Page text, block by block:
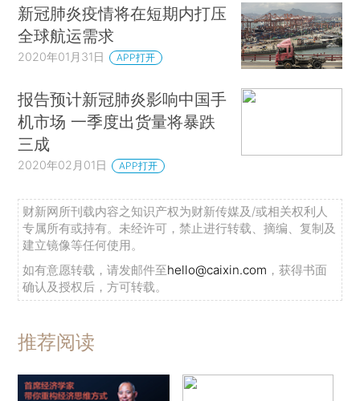
新冠肺炎疫情将在短期内打压
全球航运需求
2020年01月31日 APP打开
报告预计新冠肺炎影响中国手
机市场 一季度出货量将暴跌
三成
2020年02月01日 APP打开
财新网所刊载内容之知识产权为财新传媒及/或相关权利人
专属所有或持有。未经许可，禁止进行转载、摘编、复制及
建立镜像等任何使用。
如有意愿转载，请发邮件至hello@caixin.com ，获得书面
确认及授权后，方可转载。
推荐阅读